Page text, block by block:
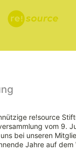
re!source
vom 9.
bei unseren
Jahre auf